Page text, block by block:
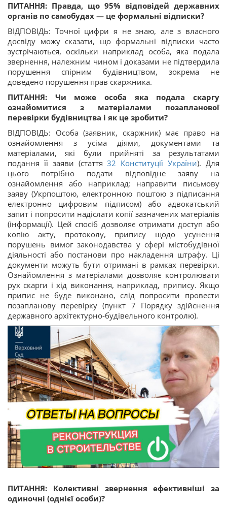
ПИТАННЯ: Правда, що 95% відповідей державних
органів по самобудах — це формальні відписки?
ВІДПОВІДЬ: Точної цифри я не знаю, але з власного
досвіду можу сказати, що формальні відписки часто
зустрічаються, оскільки наприклад особа, яка подала
звернення, належним чином і доказами не підтвердила
порушення спірним будівництвом, зокрема не
доведено порушення прав скаржника.
ПИТАННЯ: Чи може особа яка подала скаргу
ознайомитися з матеріалами позапланової
перевірки будівництва і як це зробити?
ВІДПОВІДЬ: Особа (заявник, скаржник) має право на
ознайомлення з усіма діями, документами та
матеріалами, які були прийняті за результатами
подання її заяви (стаття 32 Конституції України). Для
цього потрібно подати відповідне заяву на
ознайомлення або наприклад: направити письмову
заяву (Укрпоштою, електронною поштою з підписання
електронно цифровим підписом) або адвокатський
запит і попросити надіслати копії зазначених матеріалів
(інформації). Цей спосіб дозволяє отримати доступ або
копію акту, протоколу, припису щодо усунення
порушень вимог законодавства у сфері містобудівної
діяльності або постанови про накладення штрафу. Ці
документи можуть бути отримані в рамках перевірки.
Ознайомлення з матеріалами дозволяє контролювати
рух скарги і хід виконання, наприклад, припису. Якщо
припис не буде виконано, слід попросити провести
позапланову перевірку (пункт 7 Порядку здійснення
державного архітектурно-будівельного контролю).
ПИТАННЯ: Колективні звернення ефективніші за
одиночні (однієї особи)?